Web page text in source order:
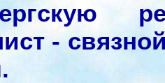
-